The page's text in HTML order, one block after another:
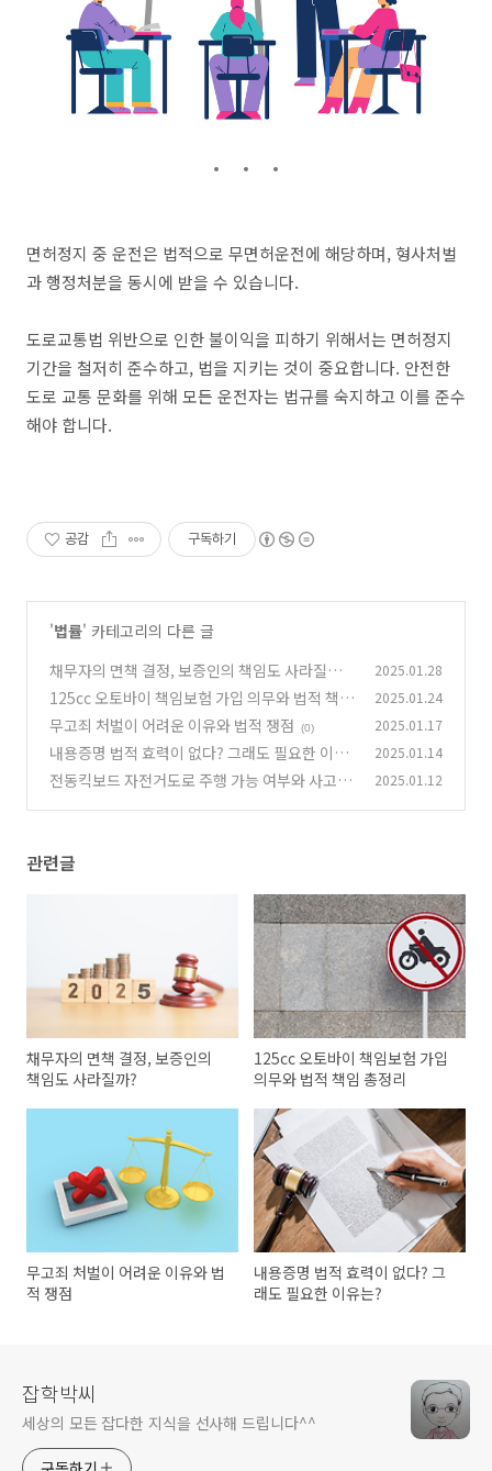
면허정지 중 운전은 법적으로 무면허운전에 해당하며, 형사처벌
과 행정처분을 동시에 받을 수 있습니다.
도로교통법 위반으로 인한 불이익을 피하기 위해서는 면허정지
기간을 철저히 준수하고, 법을 지키는 것이 중요합니다. 안전한
도로 교통 문화를 위해 모든 운전자는 법규를 숙지하고 이를 준수
해야 합니다.
공감 구독하기
'법률' 카테고리의 다른 글
채무자의 면책 결정, 보증인의 책임도 사라질까?
(0)
2025.01.28
125cc 오토바이 책임보험 가입 의무와 법적 책임
총정리
(0)
2025.01.24
무고죄 처벌이 어려운 이유와 법적 쟁점 (0) 2025.01.17
내용증명 법적 효력이 없다? 그래도 필요한 이유
는?
(0)
2025.01.14
전동킥보드 자전거도로 주행 가능 여부와 사고 발
2025.01.12
관련글
채무자의 면책 결정, 보증인의
책임도 사라질까?
125cc 오토바이 책임보험 가입
의무와 법적 책임 총정리
무고죄 처벌이 어려운 이유와 법
적 쟁점
내용증명 법적 효력이 없다? 그
래도 필요한 이유는?
잡학박씨
세상의 모든 잡다한 지식을 선사해 드립니다^^